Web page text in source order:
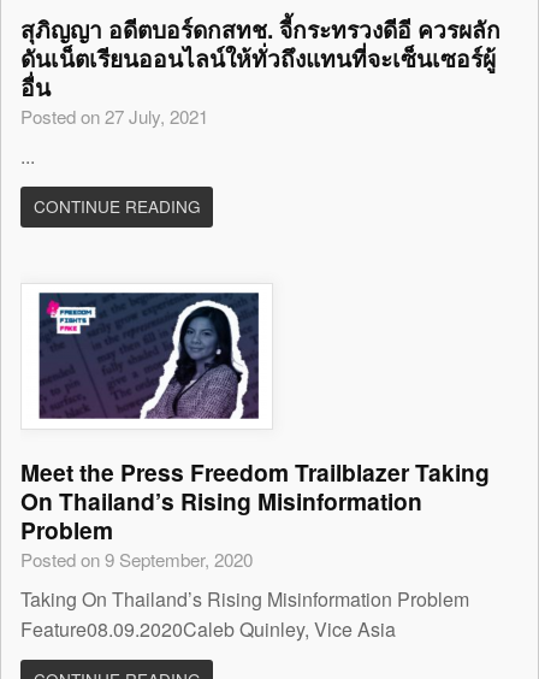
สุภิญญา อดีตบอร์ดกสทช. จี้กระทรวงดีอี ควรผลัก
ดันเน็ตเรียนออนไลน์ให้ทั่วถึงแทนที่จะเซ็นเซอร์ผู้
อื่น
Posted on 27 July, 2021
...
CONTINUE READING
Meet the Press Freedom Trailblazer Taking
On Thailand’s Rising Misinformation
Problem
Posted on 9 September, 2020
Taking On Thailand’s Rising Misinformation Problem
Feature08.09.2020Caleb Quinley, Vice Asia